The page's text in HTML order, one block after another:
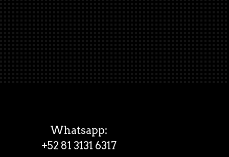
Whatsapp:
+52 81 3131 6317